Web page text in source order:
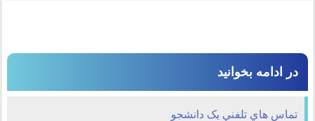
در ادامه بخوانید
تماس هاي تلفني يک دانشجو